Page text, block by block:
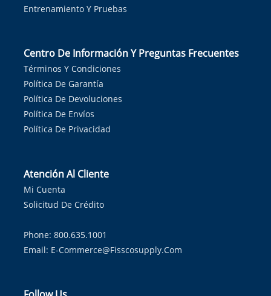
Entrenamiento Y Pruebas
Centro De Información Y Preguntas Frecuentes
Términos Y Condiciones
Política De Garantía
Política De Devoluciones
Política De Envíos
Política De Privacidad
Atención Al Cliente
Mi Cuenta
Solicitud De Crédito
Phone: 800.635.1001
Email: E-Commerce@fisscosupply.com